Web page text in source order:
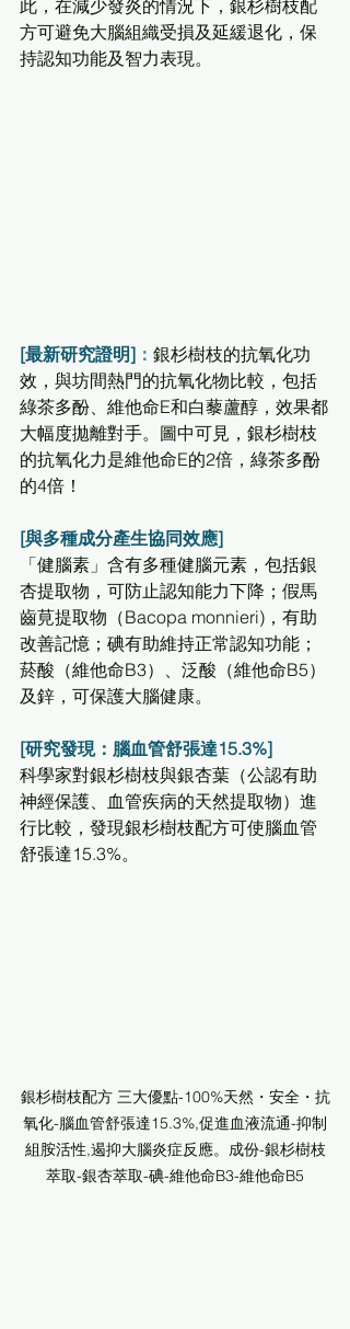
此，在減少發炎的情況下，銀杉樹枝配
方可避免大腦組織受損及延緩退化，保
持認知功能及智力表現。
[最新研究證明] ： 銀杉樹枝的抗氧化功
效，與坊間熱門的抗氧化物比較，包括
綠茶多酚、維他命E和白藜蘆醇，效果都
大幅度拋離對手。圖中可見，銀杉樹枝
的抗氧化力是維他命E的2倍，綠茶多酚
的4倍！
[與多種成分產生協同效應]
「健腦素」含有多種健腦元素，包括銀
杏提取物，可防止認知能力下降；假馬
齒莧提取物（Bacopa monnieri)，有助
改善記憶；碘有助維持正常認知功能；
菸酸（維他命B3）、泛酸（維他命B5）
及鋅，可保護大腦健康。
[研究發現：腦血管舒張達15.3%]
科學家對銀杉樹枝與銀杏葉（公認有助
神經保護、血管疾病的天然提取物）進
行比較，發現銀杉樹枝配方可使腦血管
舒張達15.3%。
銀杉樹枝配方 三大優點-100%天然・安全・抗
氧化-腦血管舒張達15.3%,促進血液流通-抑制
組胺活性,遏抑大腦炎症反應。成份-銀杉樹枝
萃取-銀杏萃取-碘-維他命B3-維他命B5